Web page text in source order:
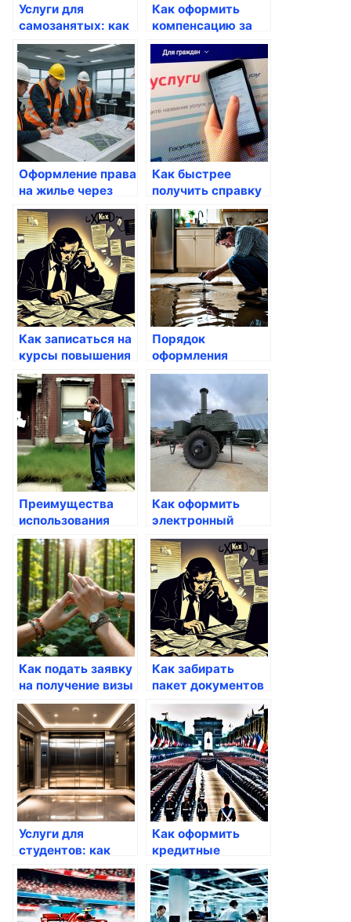
Услуги для
самозанятых: как
оформить через
портал
Как оформить
компенсацию за
детский сад через
Госуслуги
Оформление права
на жилье через
Госуслуги
Как быстрее
получить справку
о доме через
Госуслуги
Как записаться на
курсы повышения
квалификации
через Госуслуги
Порядок
оформления
справок о доходах
через Госуслуги
Преимущества
использования
портала Госуслуги
Как оформить
электронный
паспорт через
Госуслуги
Как подать заявку
на получение визы
через Госуслуги
Как забирать
пакет документов
через Госуслуги
Услуги для
студентов: как
получить справки
через Госуслуги
Как оформить
кредитные
каникулы через
Госуслуги